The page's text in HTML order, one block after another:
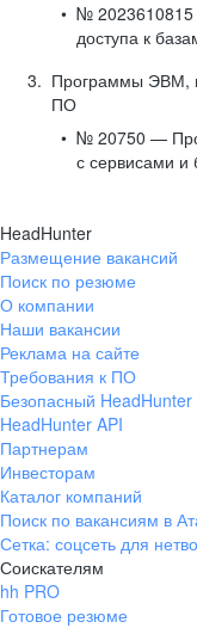
№ 2023610815
доступа к
Программы ЭВМ,
ПО
№ 20750 —
с сервисами и
HeadHunter
Размещение вакансий
Поиск по резюме
О компании
Наши вакансии
Реклама на сайте
Требования к ПО
Безопасный HeadHunter
HeadHunter API
Партнерам
Инвесторам
Каталог компаний
Поиск по вакансиям в
Сетка: соцсеть для
Соискателям
hh PRO
Готовое резюме